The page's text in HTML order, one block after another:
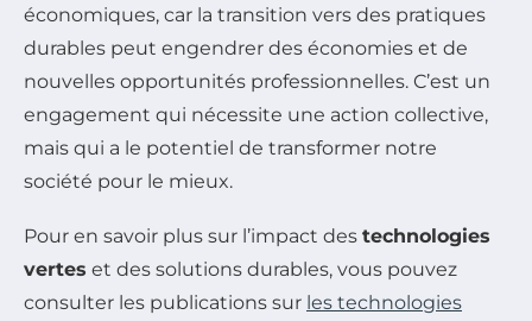
économiques, car la transition vers des pratiques
durables peut engendrer des économies et de
nouvelles opportunités professionnelles. C’est un
engagement qui nécessite une action collective,
mais qui a le potentiel de transformer notre
société pour le mieux.
Pour en savoir plus sur l’impact des technologies
vertes et des solutions durables, vous pouvez
consulter les publications sur les technologies